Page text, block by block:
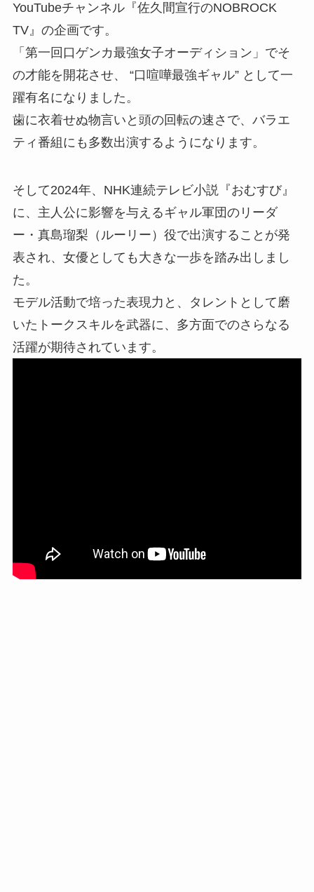
YouTubeチャンネル『佐久間宣行のNOBROCK
TV』の企画です。
「第一回口ゲンカ最強女子オーディション」でそ
の才能を開花させ、 “口喧嘩最強ギャル” として一
躍有名になりました。
歯に衣着せぬ物言いと頭の回転の速さで、バラエ
ティ番組にも多数出演するようになります。
そして2024年、NHK連続テレビ小説『おむすび』
に、主人公に影響を与えるギャル軍団のリーダ
ー・真島瑠梨（ルーリー）役で出演することが発
表され、女優としても大きな一歩を踏み出しまし
た。
モデル活動で培った表現力と、タレントとして磨
いたトークスキルを武器に、多方面でのさらなる
活躍が期待されています。